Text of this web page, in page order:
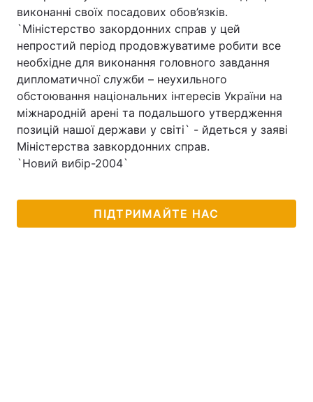
Техно і зв'язок Лайт
Зброя Інциденти
Здоров'я
Цікавинки Погода
Екологія Регіони
Лонгріди
Статті
виконанні своїх посадових обов’язків.
`Міністерство закордонних справ у цей
непростий період продовжуватиме робити все
необхідне для виконання головного завдання
дипломатичної служби – неухильного
обстоювання національних інтересів України на
міжнародній арені та подальшого утвердження
позицій нашої держави у світі` - йдеться у заяві
Міністерства завкордонних справ.
`Новий вибір-2004`
ПІДТРИМАЙТЕ НАС